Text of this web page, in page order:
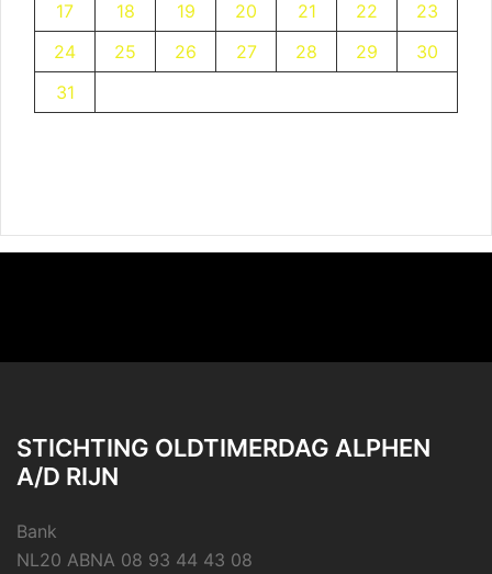
17
18 19 20 21 22
23
24
25 26 27 28 29
30
31
STICHTING OLDTIMERDAG ALPHEN
A/D RIJN
Bank
NL20 ABNA 08 93 44 43 08